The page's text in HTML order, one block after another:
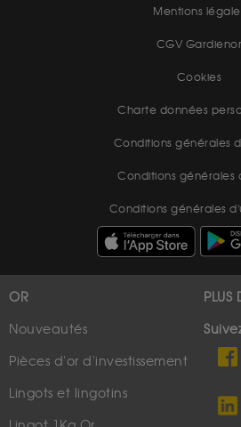
Mentions
CGV Gardienor
Cookies
Charte données
Conditions générales
Conditions générales
Conditions générales
OR
Nouveautés
Pièces d'or d'investissement
Lingots et lingotins
PLUS